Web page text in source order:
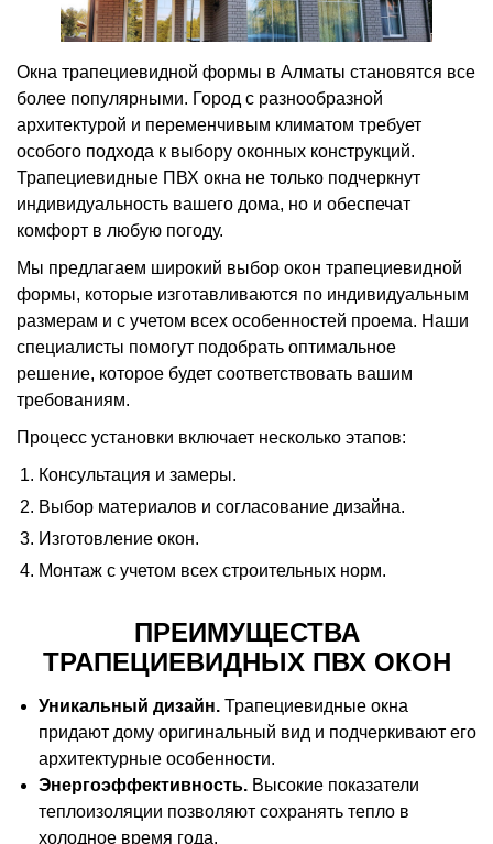
Окна трапециевидной формы в Алматы становятся все
более популярными. Город с разнообразной
архитектурой и переменчивым климатом требует
особого подхода к выбору оконных конструкций.
Трапециевидные ПВХ окна не только подчеркнут
индивидуальность вашего дома, но и обеспечат
комфорт в любую погоду.
Мы предлагаем широкий выбор окон трапециевидной
формы, которые изготавливаются по индивидуальным
размерам и с учетом всех особенностей проема. Наши
специалисты помогут подобрать оптимальное
решение, которое будет соответствовать вашим
требованиям.
Процесс установки включает несколько этапов:
Консультация и замеры.
Выбор материалов и согласование дизайна.
Изготовление окон.
Монтаж с учетом всех строительных норм.
ПРЕИМУЩЕСТВА
ТРАПЕЦИЕВИДНЫХ ПВХ ОКОН
Уникальный дизайн. Трапециевидные окна
придают дому оригинальный вид и подчеркивают его
архитектурные особенности.
Энергоэффективность. Высокие показатели
теплоизоляции позволяют сохранять тепло в
холодное время года.